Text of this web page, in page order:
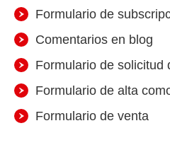
Formulario de
Comentarios en blog
Formulario de solicitud
Formulario de alta
Formulario de venta